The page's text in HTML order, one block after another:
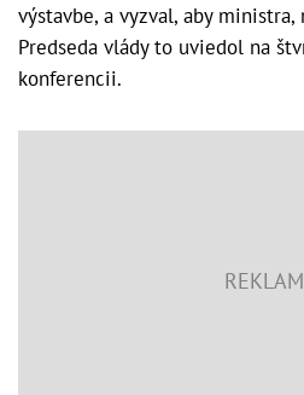
výstavbe, a vyzval, aby
Predseda vlády to uviedol na
konferencii.